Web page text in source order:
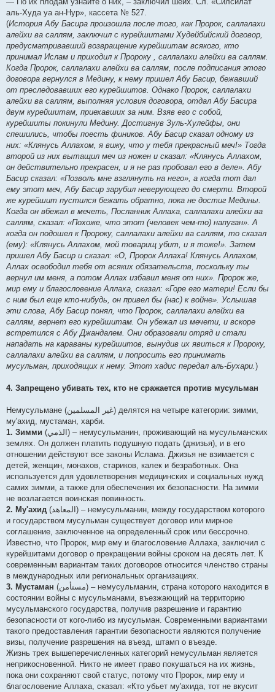
аль-Худа уа ан-Нур», кассета № 527.
(История Абу Басира произошла после того, как Пророк, саллалахи
алейхи ва саллям, заключил с курейшитами Худейбийский договор,
предусматривавший возвращение курейшитам всякого, кто
принимал Ислам и приходил к Пророку , саллалахи алейхи ва саллям.
Когда Пророк, саллалахи алейхи ва саллям, после подписания этого
договора вернулся в Медину, к нему пришел Абу Басир, бежавший
от преследовавших его курейшитов. Однако Пророк, саллалахи
алейхи ва саллям, выполняя условия договора, отдал Абу Басира
двум курейшитам, приехавших за ним. Взяв его с собой,
курейшиты покинули Медину. Достигнув Зуль-Хулейфы, они
спешились, чтобы поесть фиников. Абу Басир сказал одному из
них: «Клянусь Аллахом, я вижу, что у тебя прекрасный меч!» Тогда
второй из них вытащил меч из ножен и сказал: «Клянусь Аллахом,
он действительно прекрасен, и я не раз пробовал его в деле». Абу
Басир сказал: «Позволь мне взглянуть на него», а когда тот дал
ему этот меч, Абу Басир зарубил неверующего до смерти. Второй
же курейшит пустился бежать обратно, пока не достиг Медины.
Когда он вбежал в мечеть, Посланник Аллаха, саллалахи алейхи ва
саллям, сказал: «Похоже, что этот (человек чем-то) напуган». А
когда он подошел к Пророку, саллалахи алейхи ва саллям, то сказал
(ему): «Клянусь Аллахом, мой товарищ убит, и я тоже!». Затем
пришел Абу Басир и сказал: «О, Пророк Аллаха! Клянусь Аллахом,
Аллах освободил тебя от всяких обязательств, поскольку ты
вернул им меня, а потом Аллах избавил меня от них». Пророк же,
мир ему и благословение Аллаха, сказал: «Горе его матери! Если бы
с ним был еще кто-нибудь, он привел бы (нас) к войне». Услышав
эти слова, Абу Басир понял, что Пророк, саллалахи алейхи ва
саллям, вернет его курейшитам. Он убежал из мечети, и вскоре
встретился с Абу Джандалем. Они образовали отряд и стали
нападать на караваны курейшитов, вынудив их явиться к Пророку,
саллалахи алейхи ва саллям, и попросить его принимать
мусульман, приходящих к нему. Этот хадис передал аль-Бухари.)
4. Запрещено убивать тех, кто не сражается против мусульман
Немусульмане (غير المسلمين) делятся на четыре категории: зимми,
му'ахид, мустаман, харби.
1. Зимми (الذمي) – немусульманин, проживающий на мусульманских
землях. Он должен платить подушную подать (джизья), и в его
отношении действуют все законы Ислама. Джизья не взимается с
детей, женщин, монахов, стариков, калек и безработных. Она
используется для удовлетворения медицинских и социальных нужд
самих зимми, а также для обеспечения их безопасности. На зимми
не возлагается воинская повинность.
2. Му'ахид (المعاهد) – немусульманин, между государством которого
и государством мусульман существует договор или мирное
соглашение, заключенное на определенный срок или бессрочно.
Известно, что Пророк, мир ему и благословение Аллаха, заключил с
курейшитами договор о прекращении войны сроком на десять лет. К
современным вариантам таких договоров относится членство страны
в международных или региональных организациях.
3. Мустаман (مستأمن) – немусульманин, страна которого находится в
состоянии войны с мусульманами, въезжающий на территорию
мусульманского государства, получив разрешение и гарантию
безопасности от кого-либо из мусульман. Современными вариантами
такого предоставления гарантии безопасности являются получение
визы, получение разрешения на въезд, штамп о въезде.
Жизнь трех вышеперечисленных категорий немусульман является
неприкосновенной. Никто не имеет право покушаться на их жизнь,
пока они сохраняют свой статус, потому что Пророк, мир ему и
благословение Аллаха, сказал: «Кто убьет му'ахида, тот не вкусит